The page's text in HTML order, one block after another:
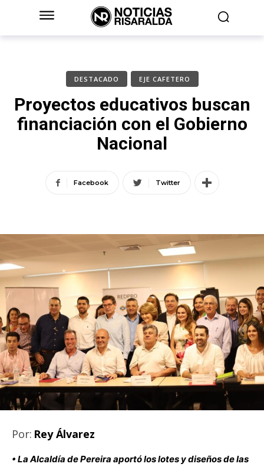
DESTACADO EJE CAFETERO
Proyectos educativos buscan
financiación con el Gobierno
Nacional
Facebook Twitter
Por: Rey Álvarez
• La Alcaldía de Pereira aportó los lotes y diseños de las